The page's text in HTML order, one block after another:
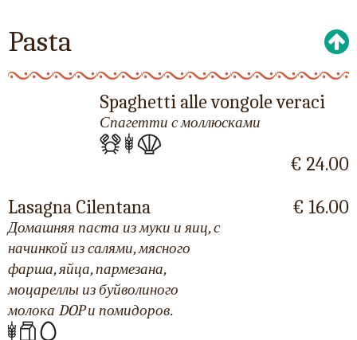
Pasta
Spaghetti alle vongole veraci
Спагетти с моллюсками
€ 24.00
Lasagna Cilentana
Домашняя паста из муки и яиц, с
начинкой из салями, мясного
фарша, яйца, пармезана,
моцареллы из буйволиного
молока DOP и помидоров.
€ 16.00